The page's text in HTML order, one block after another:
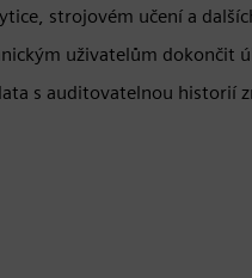
strojovém učení a
uživatelům dokončit
s auditovatelnou historií